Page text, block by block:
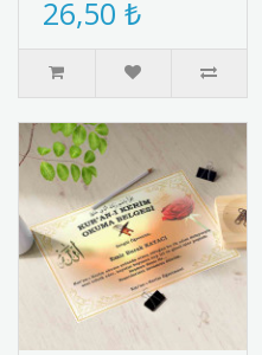
okuyorum madalyası.
Öğrenc..
26,50 ₺